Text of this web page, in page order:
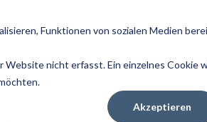
Funktionen von sozialen Medien
nicht erfasst. Ein einzelnes Cookie
Akzeptieren
Bad Pflege & Montieren
Zum